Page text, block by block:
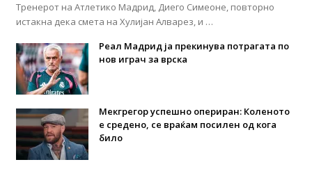
Тренерот на Атлетико Мадрид, Диего Симеоне, повторно
истакна дека смета на Хулијан Алварез, и …
Реал Мадрид ја прекинува потрагата по
нов играч за врска
Мекгрегор успешно опериран: Коленото
е средено, се враќам посилен од кога
било